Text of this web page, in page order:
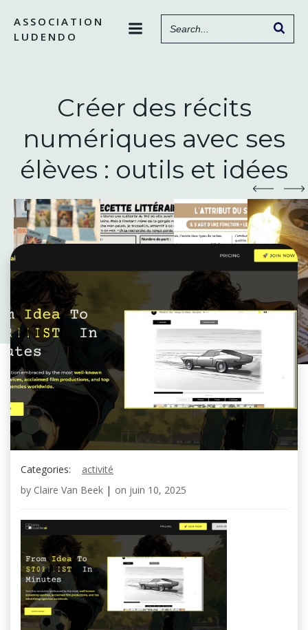
contenu
ASSOCIATION
LUDENDO
Créer des récits
numériques avec ses
élèves : outils et idées
Categories:
activité
by Claire Van Beek | on juin 10, 2025